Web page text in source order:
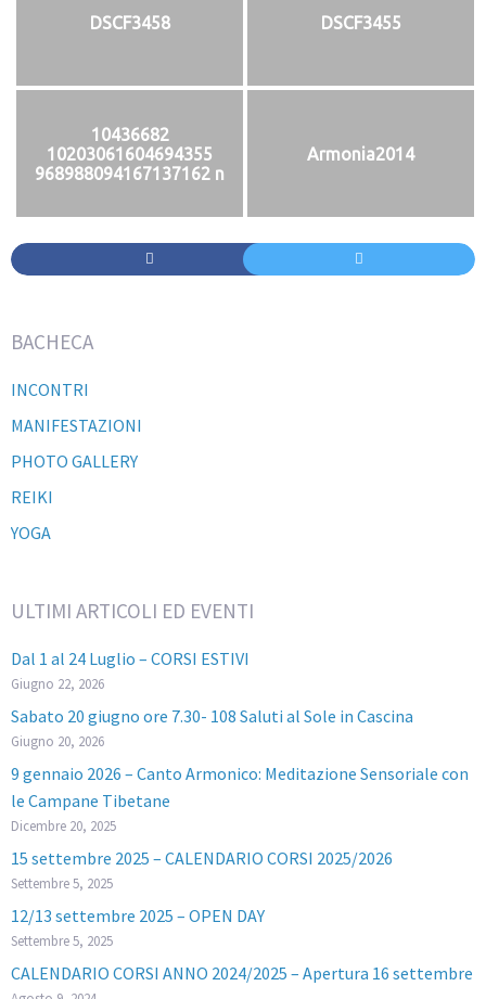
DSCF3458 DSCF3455
10436682
10203061604694355
968988094167137162 n
Armonia2014
BACHECA
INCONTRI
MANIFESTAZIONI
PHOTO GALLERY
REIKI
YOGA
ULTIMI ARTICOLI ED EVENTI
Dal 1 al 24 Luglio – CORSI ESTIVI
Giugno 22, 2026
Sabato 20 giugno ore 7.30- 108 Saluti al Sole in Cascina
Giugno 20, 2026
9 gennaio 2026 – Canto Armonico: Meditazione Sensoriale con
le Campane Tibetane
Dicembre 20, 2025
15 settembre 2025 – CALENDARIO CORSI 2025/2026
Settembre 5, 2025
12/13 settembre 2025 – OPEN DAY
Settembre 5, 2025
CALENDARIO CORSI ANNO 2024/2025 – Apertura 16 settembre